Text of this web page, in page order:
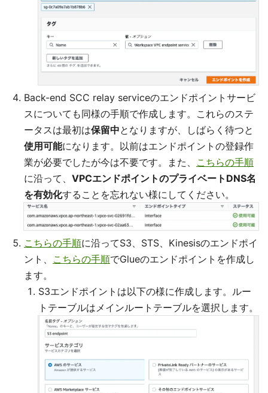
Back-end SCC relay serviceのエンドポイントサービ
スについても同様の手順で作成します。これらのステ
ータスは最初は保留中となりますが、しばらく待つと
使用可能になります。以前はエンドポイントの登録作
業が必要でしたが今は不要です。また、 こちらの手順
に沿って、 VPCエンドポイントのプライベートDNS名
を有効化することを忘れない様にしてください。
こちらの手順に沿ってS3、STS、Kinesisのエンドポイ
ント、 こちらの手順でGlueのエンドポイントを作成し
ます。
S3エンドポイントは以下の様に作成します。ルー
トテーブルはメインルートテーブルを選択します。